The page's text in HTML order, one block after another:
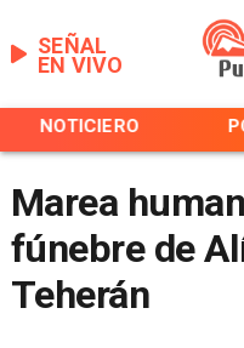
EN VIVO
SEÑAL
NOTICIERO
Marea
fúnebre de
Teherán